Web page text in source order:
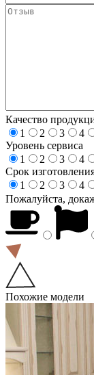
Качество
1
2 3 4
Уровень сервиса
1
2 3 4
Срок
1
2 3 4
Пожалуйста,
Похожие модели